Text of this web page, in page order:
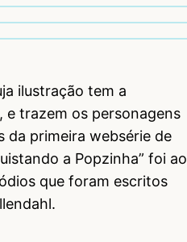
ilustração tem a
e trazem os personagens
da primeira websérie de
a Popzinha” foi ao
que foram escritos